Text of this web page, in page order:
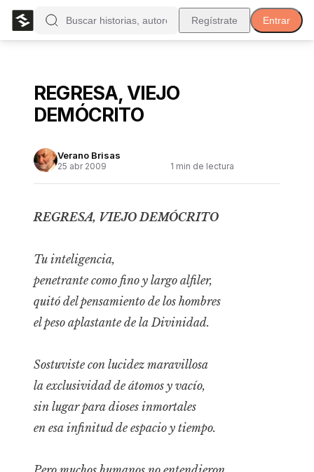
Regístrate Entrar
REGRESA, VIEJO
DEMÓCRITO
Verano Brisas
25 abr 2009 1 min de lectura
REGRESA, VIEJO DEMÓCRITO
Tu inteligencia,
penetrante como fino y largo alfiler,
quitó del pensamiento de los hombres
el peso aplastante de la Divinidad.
Sostuviste con lucidez maravillosa
la exclusividad de átomos y vacío,
sin lugar para dioses inmortales
en esa infinitud de espacio y tiempo.